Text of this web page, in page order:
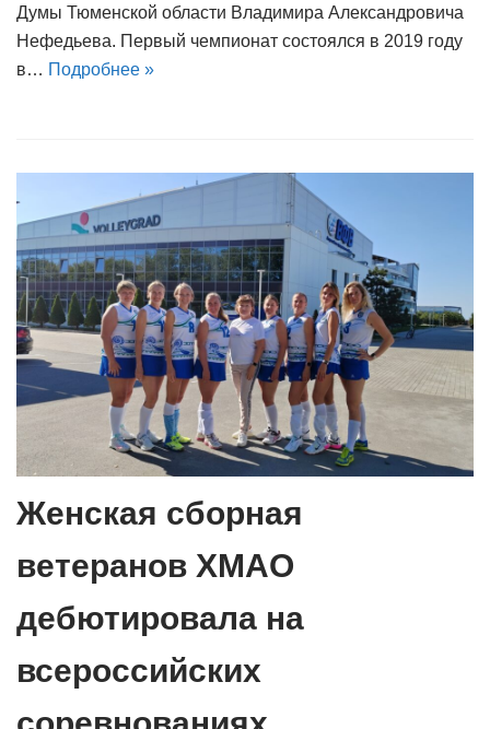
Думы Тюменской области Владимира Александровича
Нефедьева. Первый чемпионат состоялся в 2019 году
в… Подробнее »
Женская сборная
ветеранов ХМАО
дебютировала на
всероссийских